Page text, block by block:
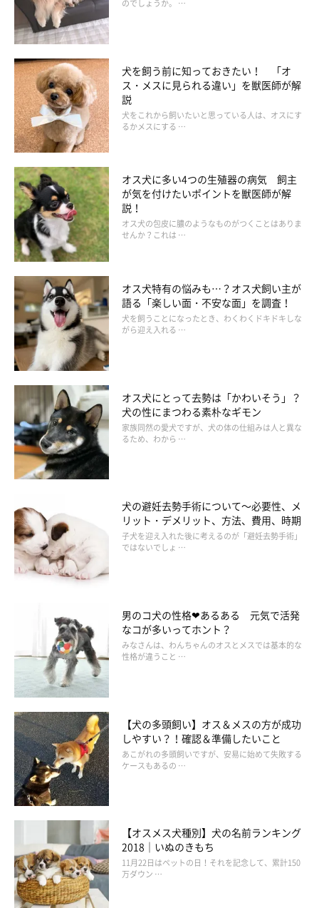
のでしょうか。 …
犬を飼う前に知っておきたい！ 「オ
ス・メスに見られる違い」を獣医師が解
説
犬をこれから飼いたいと思っている人は、オスにす
るかメスにする …
オス犬に多い4つの生殖器の病気 飼主
が気を付けたいポイントを獣医師が解
説！
オス犬の包皮に膿のようなものがつくことはありま
せんか？これは …
オス犬特有の悩みも…？オス犬飼い主が
語る「楽しい面・不安な面」を調査！
犬を飼うことになったとき、わくわくドキドキしな
がら迎え入れる …
オス犬にとって去勢は「かわいそう」？
犬の性にまつわる素朴なギモン
家族同然の愛犬ですが、犬の体の仕組みは人と異な
るため、わから …
犬の避妊去勢手術について～必要性、メ
リット・デメリット、方法、費用、時期
子犬を迎え入れた後に考えるのが「避妊去勢手術」
ではないでしょ …
男のコ犬の性格❤あるある 元気で活発
なコが多いってホント？
みなさんは、わんちゃんのオスとメスでは基本的な
性格が違うこと …
【犬の多頭飼い】オス＆メスの方が成功
しやすい？！確認＆準備したいこと
あこがれの多頭飼いですが、安易に始めて失敗する
ケースもあるの …
【オスメス犬種別】犬の名前ランキング
2018｜いぬのきもち
11月22日はペットの日！それを記念して、累計150
万ダウン …